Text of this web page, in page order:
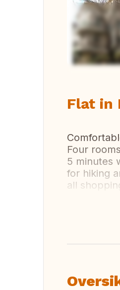
Flat in
Four
5 minutes
for hiking
all